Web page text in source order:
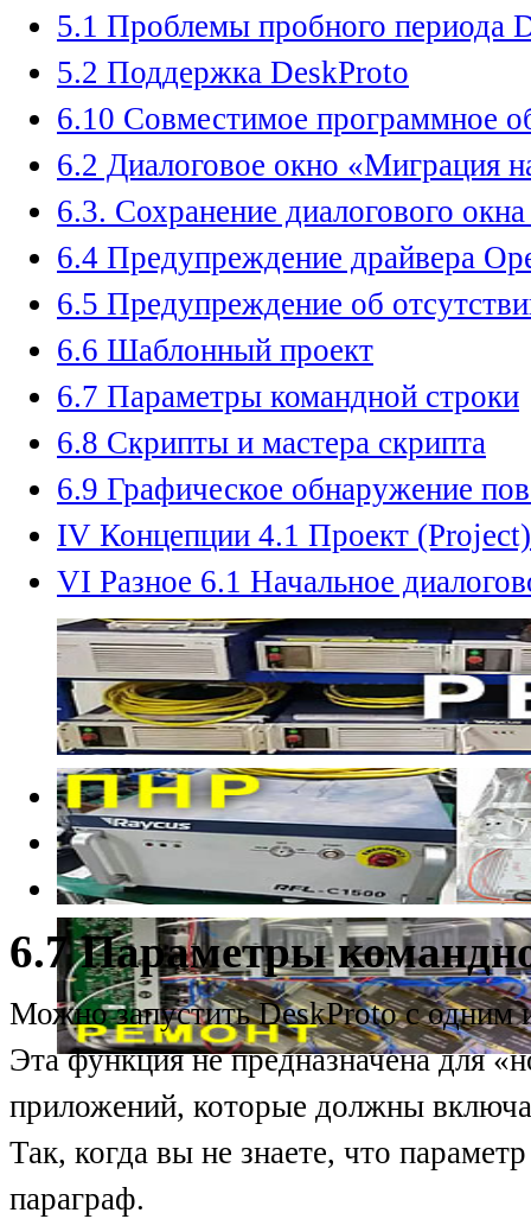
5.1 Проблемы пробного периода
5.2 Поддержка DeskProto
6.10 Совместимое программное
6.2 Диалоговое окно «Миграция
6.3. Сохранение диалогового
6.4 Предупреждение драйвера
6.5 Предупреждение об
6.6 Шаблонный проект
6.7 Параметры командной строки
6.8 Скрипты и мастера скрипта
6.9 Графическое обнаружение
IV Концепции 4.1 Проект (Project)
VI Разное 6.1 Начальное
6.7 Параметры
Можно запустить DeskProto с одним
Эта функция не предназначена для
приложений, которые должны
Так, когда вы не знаете, что
параграф.